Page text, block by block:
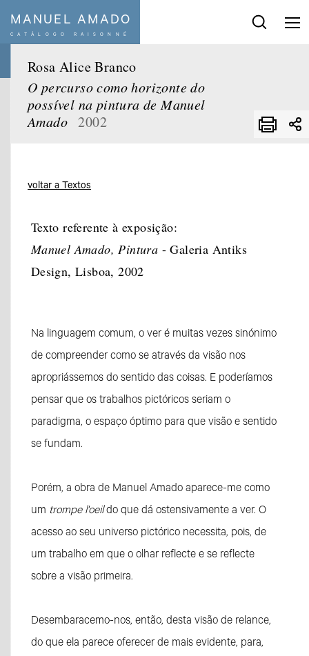
MANUEL AMADO
CATÁLOGO RAISONNÉ
Pesquisar:
Séries e temas
Rosa Alice Branco
O percurso como horizonte do
possível na pintura de Manuel
Amado 2002
voltar a Textos
Texto referente à exposição:
Manuel Amado, Pintura - Galeria Antiks
Design, Lisboa, 2002
Na linguagem comum, o ver é muitas vezes sinónimo
de compreender como se através da visão nos
apropriássemos do sentido das coisas. E poderíamos
pensar que os trabalhos pictóricos seriam o
paradigma, o espaço óptimo para que visão e sentido
se fundam.
Porém, a obra de Manuel Amado aparece-me como
um trompe l'oeildo que dá ostensivamente a ver. O
acesso ao seu universo pictórico necessita, pois, de
um trabalho em que o olhar reflecte e se reflecte
sobre a visão primeira.
Desembaracemo-nos, então, desta visão de relance,
do que ela parece oferecer de mais evidente, para,